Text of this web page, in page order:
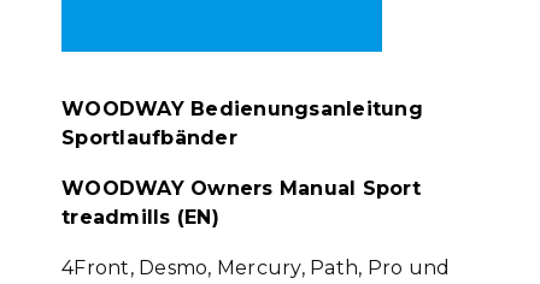
WOODWAY Bedienungsanleitung
Sportlaufbänder
WOODWAY Owners Manual Sport
treadmills (EN)
4Front, Desmo, Mercury, Path, Pro und